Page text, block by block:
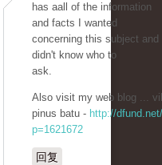
has aall of the information
and facts I wanted
concerning thіs subject and
didn't know who to
ask.
Also visit my wеb blog ...
pinus batu - http://
p=1621672
回复